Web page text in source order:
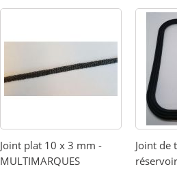
Joint plat 10 x 3 mm -
MULTIMARQUES
Joint de
réservoir